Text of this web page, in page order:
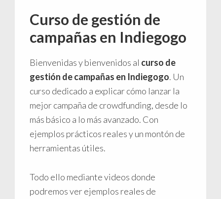
Curso de gestión de
campañas en Indiegogo
Bienvenidas y bienvenidos al curso de
gestión de campañas en Indiegogo. Un
curso dedicado a explicar cómo lanzar la
mejor campaña de crowdfunding, desde lo
más básico a lo más avanzado. Con
ejemplos prácticos reales y un montón de
herramientas útiles.
Todo ello mediante videos donde
podremos ver ejemplos reales de